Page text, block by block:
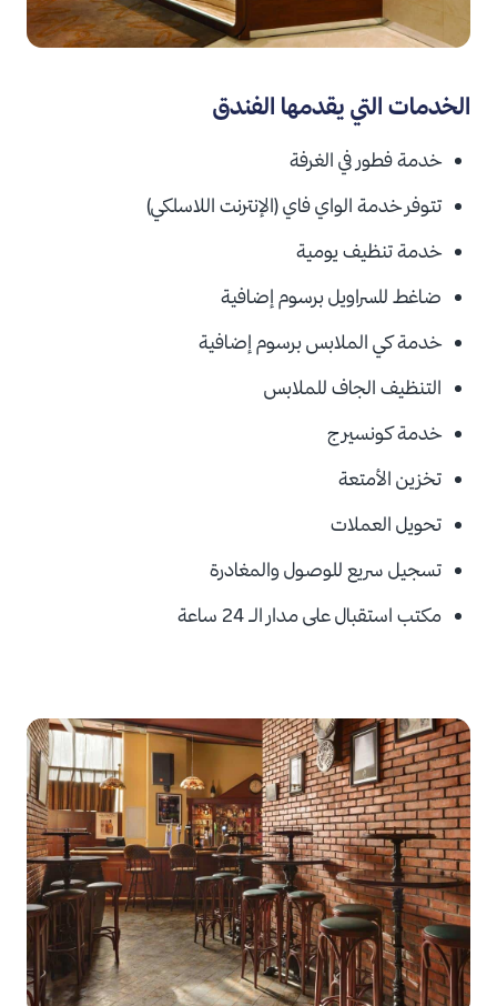
الخدمات التي يقدمها الفندق
خدمة فطور في الغرفة
تتوفر خدمة الواي فاي (الإنترنت اللاسلكي)
خدمة تنظيف يومية
ضاغط للسراويل برسوم إضافية
خدمة كي الملابسبرسوم إضافية
التنظيف الجاف للملابس
خدمة كونسيرج
تخزين الأمتعة
تحويل العملات
تسجيل سريع للوصول والمغادرة
مكتب استقبال على مدار الـ 24 ساعة